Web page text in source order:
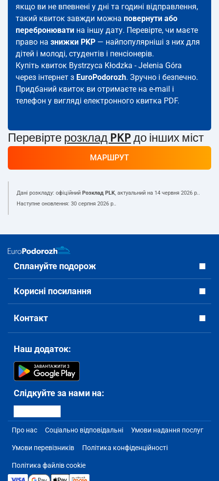
якщо ви не впевнені у дні та годині відправлення,
такий квиток завжди можна повернути або
перебронювати на іншу дату. Перевірте, чи маєте
право на знижки PKP — найпопулярніші з них для
дітей і молоді, студентів і пенсіонерів.
Купіть квиток Bystrzyca Kłodzka - Jelenia Góra
через інтернет з EuroPodorozh. Зручно і безпечно.
Придбаний квиток ви отримаєте на e-mail і
телефон у вигляді електронного квитка PDF.
Перевірте розклад PKP до інших міст
МАРШРУТ
Дані розкладу: офіційний Розклад PLK, актуальний на 14 червня 2026 р..
Наступне оновлення: 30 серпня 2026 р..
Сплануйте подорож
Корисні посилання
Контакт
Наш додаток:
Слідкуйте за нами на:
Про нас Соціально відповідальні Умови надання послуг
Умови перевізників Політика конфіденційності
Політика файлів cookie